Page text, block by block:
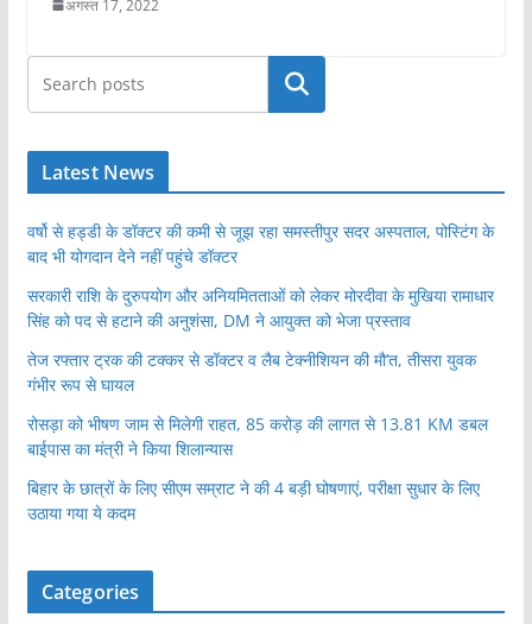
अगस्त 17, 2022
खोजें
Latest News
वर्षो से हड्डी के डॉक्टर की कमी से जूझ रहा समस्तीपुर सदर अस्पताल, पोस्टिंग के
बाद भी योगदान देने नहीं पहुंचे डॉक्टर
सरकारी राशि के दुरुपयोग और अनियमितताओं को लेकर मोरदीवा के मुखिया रामाधार
सिंह को पद से हटाने की अनुशंसा, DM ने आयुक्त को भेजा प्रस्ताव
तेज रफ्तार ट्रक की टक्कर से डॉक्टर व लैब टेक्नीशियन की मौ’त, तीसरा युवक
गंभीर रूप से घायल
रोसड़ा को भीषण जाम से मिलेगी राहत, 85 करोड़ की लागत से 13.81 KM डबल
बाईपास का मंत्री ने किया शिलान्यास
बिहार के छात्रों के लिए सीएम सम्राट ने की 4 बड़ी घोषणाएं, परीक्षा सुधार के लिए
उठाया गया ये कदम
Categories